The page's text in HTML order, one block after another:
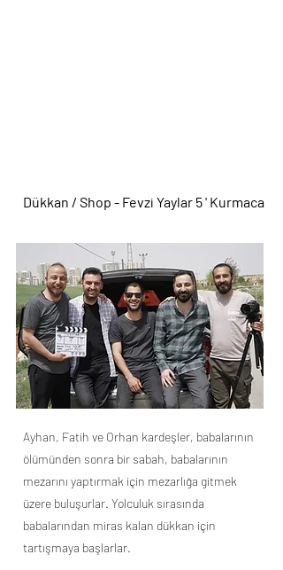
Dükkan / Shop - Fevzi Yaylar 5 ' Kurmaca
Ayhan, Fatih ve Orhan kardeşler, babalarının
ölümünden sonra bir sabah, babalarının
mezarını yaptırmak için mezarlığa gitmek
üzere buluşurlar. Yolculuk sırasında
babalarından miras kalan dükkan için
tartışmaya başlarlar.